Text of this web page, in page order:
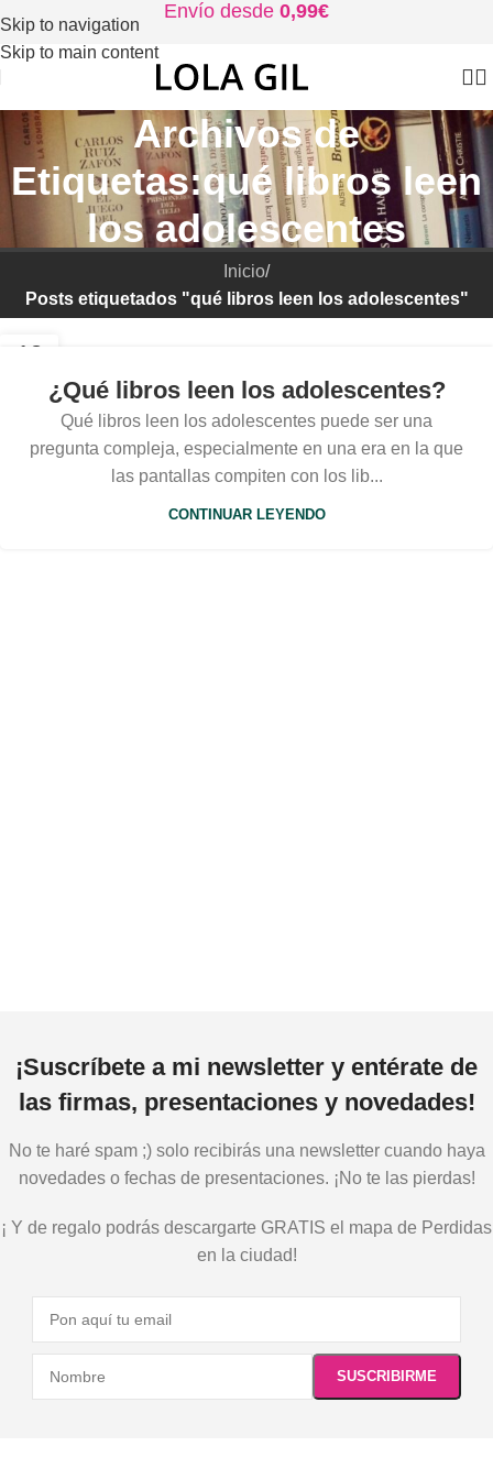
Skip to navigation
Skip to main content
Envío desde 0,99€
Archivos de
Etiquetas:qué libros leen
los adolescentes
Inicio/
Posts etiquetados "qué libros leen los adolescentes"
13
¿Qué libros leen los adolescentes?
Qué libros leen los adolescentes puede ser una
pregunta compleja, especialmente en una era en la que
las pantallas compiten con los lib...
CONTINUAR LEYENDO
¡Suscríbete a mi newsletter y entérate de
las firmas, presentaciones y novedades!
No te haré spam ;) solo recibirás una newsletter cuando haya
novedades o fechas de presentaciones. ¡No te las pierdas!
¡ Y de regalo podrás descargarte GRATIS el mapa de Perdidas
en la ciudad!